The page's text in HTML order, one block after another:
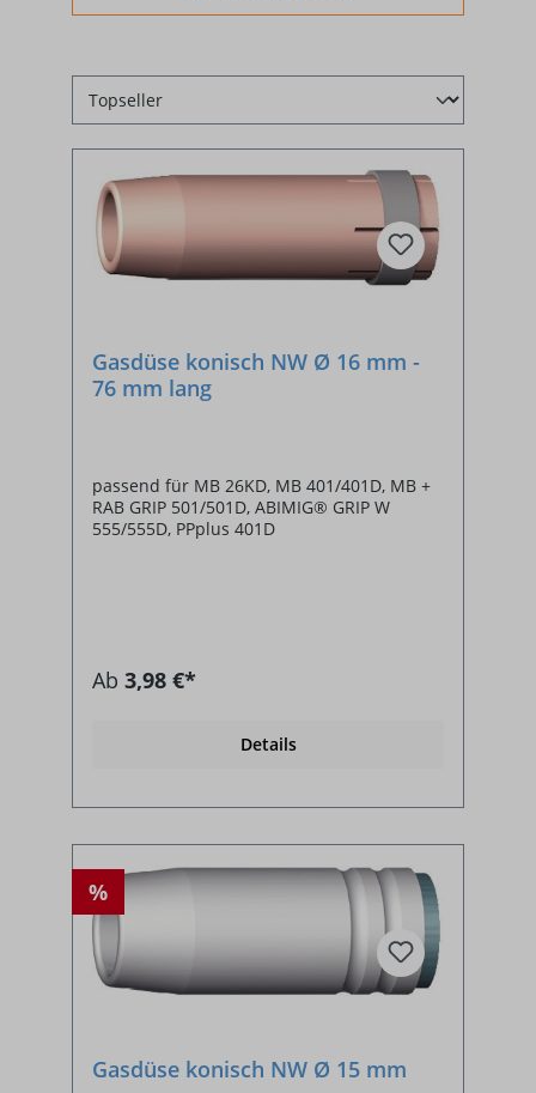
Gasdüse konisch NW Ø 16 mm -
76 mm lang
passend für MB 26KD, MB 401/401D, MB +
RAB GRIP 501/501D, ABIMIG® GRIP W
555/555D, PPplus 401D
Ab 3,98 €*
Details
%
Gasdüse konisch NW Ø 15 mm